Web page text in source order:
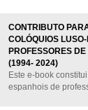
CONTRIBUTO
COLÓQUIOS
PROFESSORES
(1994- 2024)
Este e-book
espanhois de